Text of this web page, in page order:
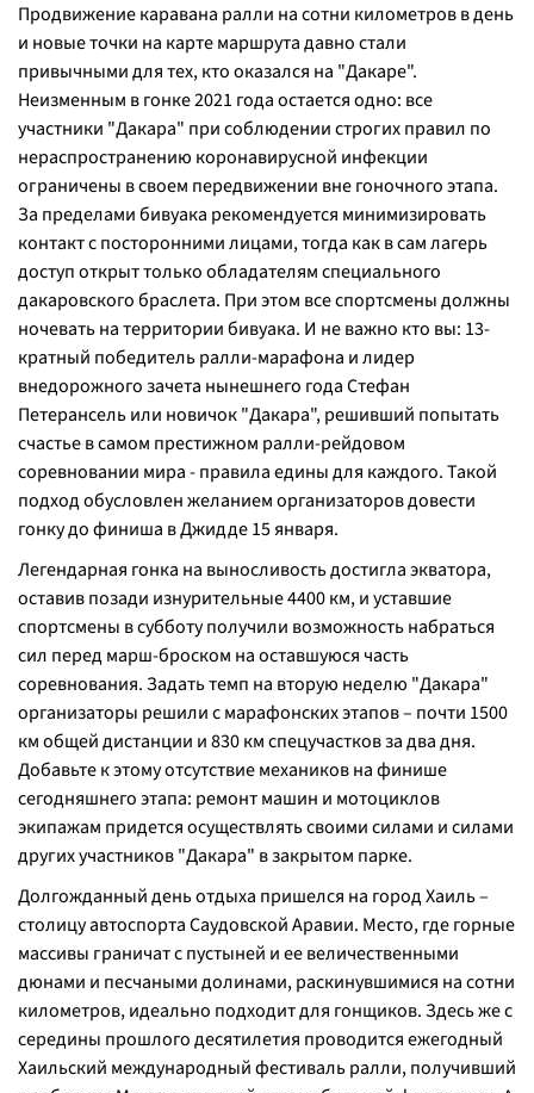
Продвижение каравана ралли на сотни километров в день
и новые точки на карте маршрута давно стали
привычными для тех, кто оказался на "Дакаре".
Неизменным в гонке 2021 года остается одно: все
участники "Дакара" при соблюдении строгих правил по
нераспространению коронавирусной инфекции
ограничены в своем передвижении вне гоночного этапа.
За пределами бивуака рекомендуется минимизировать
контакт с посторонними лицами, тогда как в сам лагерь
доступ открыт только обладателям специального
дакаровского браслета. При этом все спортсмены должны
ночевать на территории бивуака. И не важно кто вы: 13-
кратный победитель ралли-марафона и лидер
внедорожного зачета нынешнего года Стефан
Петерансель или новичок "Дакара", решивший попытать
счастье в самом престижном ралли-рейдовом
соревновании мира - правила едины для каждого. Такой
подход обусловлен желанием организаторов довести
гонку до финиша в Джидде 15 января.
Легендарная гонка на выносливость достигла экватора,
оставив позади изнурительные 4400 км, и уставшие
спортсмены в субботу получили возможность набраться
сил перед марш-броском на оставшуюся часть
соревнования. Задать темп на вторую неделю "Дакара"
организаторы решили с марафонских этапов – почти 1500
км общей дистанции и 830 км спецучастков за два дня.
Добавьте к этому отсутствие механиков на финише
сегодняшнего этапа: ремонт машин и мотоциклов
экипажам придется осуществлять своими силами и силами
других участников "Дакара" в закрытом парке.
Долгожданный день отдыха пришелся на город Хаиль –
столицу автоспорта Саудовской Аравии. Место, где горные
массивы граничат с пустыней и ее величественными
дюнами и песчаными долинами, раскинувшимися на сотни
километров, идеально подходит для гонщиков. Здесь же с
середины прошлого десятилетия проводится ежегодный
Хаильский международный фестиваль ралли, получивший